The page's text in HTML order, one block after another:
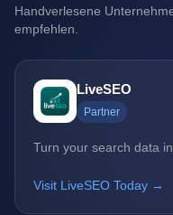
Handverlesene
empfehlen.
LiveSEO
Partner
Turn your search data
Visit LiveSEO Today →